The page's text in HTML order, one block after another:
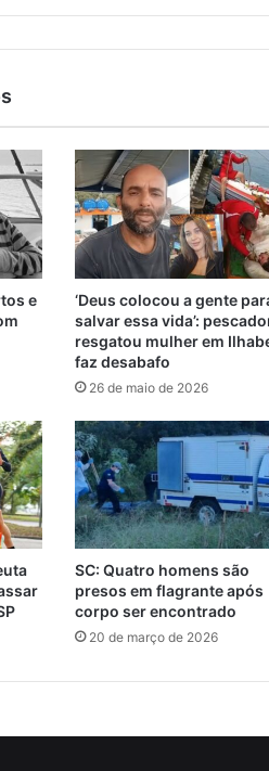
e
‘Deus colocou a gente
salvar essa vida’:
resgatou mulher em
faz desabafo
26 de maio de 2026
SC: Quatro homens são
presos em flagrante após
corpo ser encontrado
20 de março de 2026